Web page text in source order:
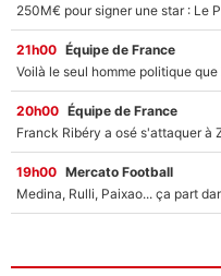
21h00 Équipe de France
20h00 Équipe de France
19h00 Mercato Football